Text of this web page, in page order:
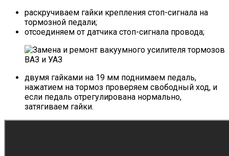
раскручиваем гайки крепления стоп-сигнала на
тормозной педали;
отсоединяем от датчика стоп-сигнала провода;
двумя гайками на 19 мм поднимаем педаль,
нажатием на тормоз проверяем свободный ход, и
если педаль отрегулирована нормально,
затягиваем гайки.